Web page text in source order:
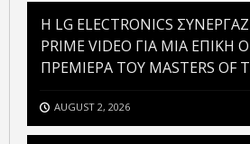
H LG ELECTRONICS
PRIME VIDEO ΓΙΑ ΜΙΑ ΕΠΙΚΗ
ΠΡΕΜΙΕΡΑ ΤΟΥ MASTERS OF
AUGUST 2, 2026